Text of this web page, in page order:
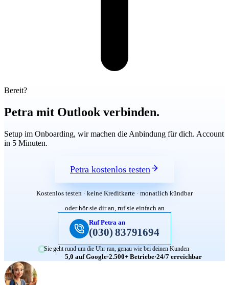
Bereit?
Petra mit Outlook verbinden.
Setup im Onboarding, wir machen die Anbindung für dich. Account
in 5 Minuten.
Petra kostenlos testen
Kostenlos testen · keine Kreditkarte · monatlich kündbar
oder hör sie dir an, ruf sie einfach an
Ruf Petra an
(030) 83791694
Sie geht rund um die Uhr ran, genau wie bei deinen Kunden
5,0 auf Google·2.500+ Betriebe·24/7 erreichbar